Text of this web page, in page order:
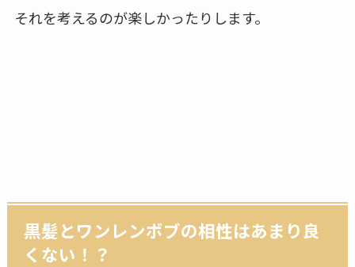
それを考えるのが楽しかったりします。
黒髪とワンレンボブの相性はあまり良
くない！？